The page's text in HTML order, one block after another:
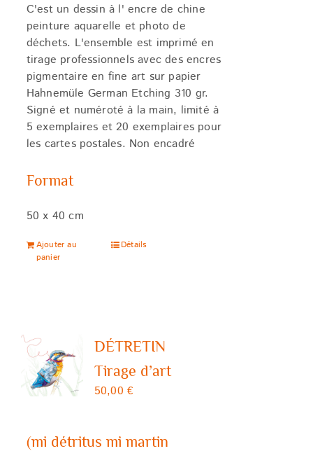
C'est un dessin à l' encre de chine
peinture aquarelle et photo de
déchets. L'ensemble est imprimé en
tirage professionnels avec des encres
pigmentaire en fine art sur papier
Hahnemüle German Etching 310 gr.
Signé et numéroté à la main, limité à
5 exemplaires et 20 exemplaires pour
les cartes postales. Non encadré
Format
50 x 40 cm
Ajouter au
panier
Détails
DÉTRETIN
Tirage d’art
50,00 €
(mi détritus mi martin